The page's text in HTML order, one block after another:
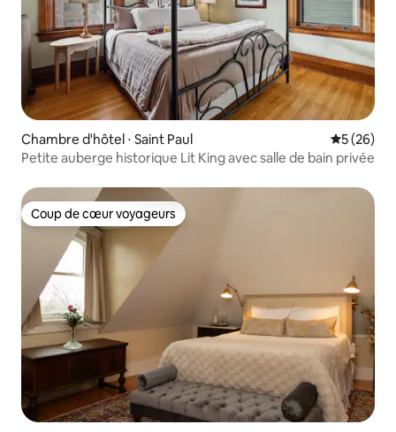
Chambre d'hôtel ⋅ Saint Paul
5 (26)
Petite auberge historique Lit King avec salle de bain privée
Coup de cœur voyageurs
Coup de cœur voyageurs